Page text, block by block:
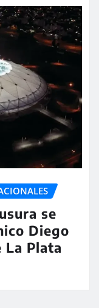
se
Diego
La Plata